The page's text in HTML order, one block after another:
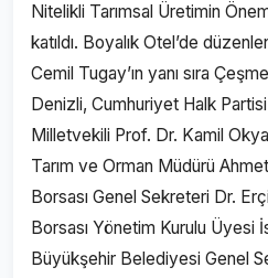
Nitelikli Tarımsal Üretimin
katıldı. Boyalık Otel’de
Cemil Tugay’ın yanı sıra
Denizli, Cumhuriyet Halk
Milletvekili Prof. Dr. Kamil
Tarım ve Orman Müdürü
Borsası Genel Sekreteri Dr.
Borsası Yönetim Kurulu Üyesi
Büyükşehir Belediyesi Genel